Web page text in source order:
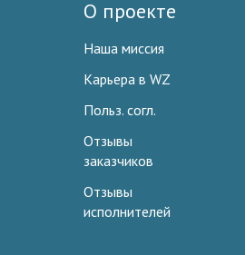
О проекте
Наша миссия
Карьера в WZ
Польз. согл.
Отзывы
заказчиков
Отзывы
исполнителей